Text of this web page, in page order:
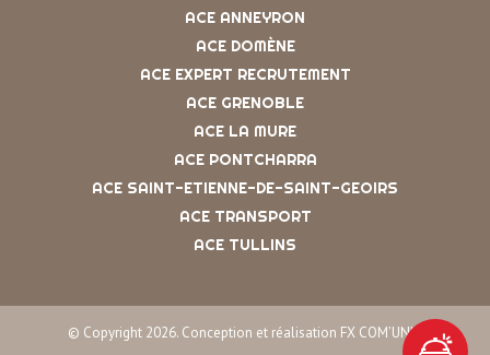
ACE ANNEYRON
ACE DOMÈNE
ACE EXPERT RECRUTEMENT
ACE GRENOBLE
ACE LA MURE
ACE PONTCHARRA
ACE SAINT-ETIENNE-DE-SAINT-GEOIRS
ACE TRANSPORT
ACE TULLINS
© Copyright 2026. Conception et réalisation FX COM’UNIK